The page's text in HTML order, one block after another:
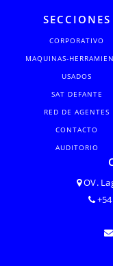
SECCIONES
CORPORATIVO
MAQUINAS-
USADOS
SAT DEFANTE
RED DE AGENTES
CONTACTO
AUDITORIO
OV.